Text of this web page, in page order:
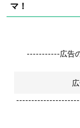
マ！
-----------広告